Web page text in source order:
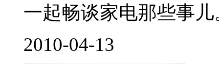
一起畅谈家电那些事儿
2010-04-13